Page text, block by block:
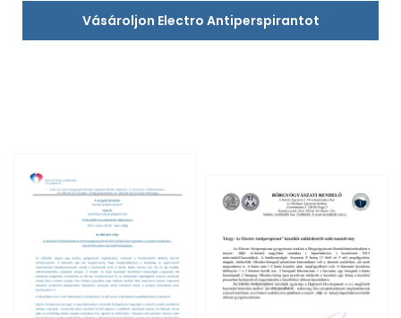
Vásároljon Electro Antiperspirantot